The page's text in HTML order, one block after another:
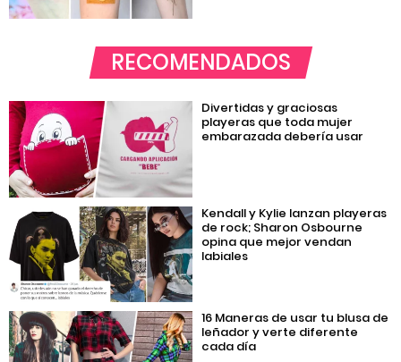
RECOMENDADOS
Divertidas y graciosas
playeras que toda mujer
embarazada debería usar
Kendall y Kylie lanzan playeras
de rock; Sharon Osbourne
opina que mejor vendan
labiales
16 Maneras de usar tu blusa de
leñador y verte diferente
cada día